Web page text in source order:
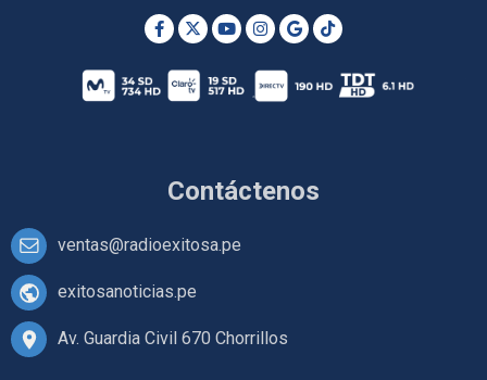
Contáctenos
ventas@radioexitosa.pe
exitosanoticias.pe
Av. Guardia Civil 670 Chorrillos